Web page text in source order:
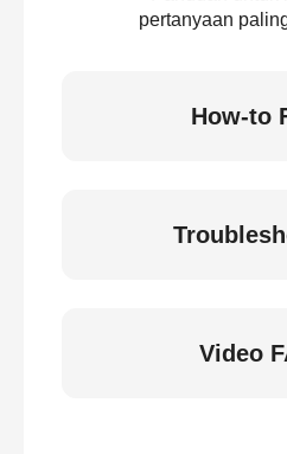
pertanyaan
How-to
Video